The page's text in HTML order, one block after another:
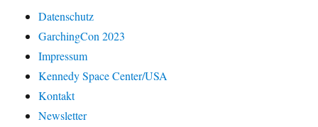
Datenschutz
GarchingCon 2023
Impressum
Kennedy Space Center/USA
Kontakt
Newsletter